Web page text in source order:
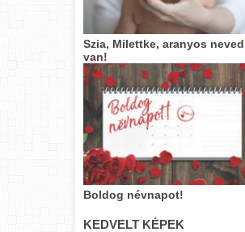
Szia, Milettke, aranyos neved
van!
Boldog névnapot!
KEDVELT KÉPEK